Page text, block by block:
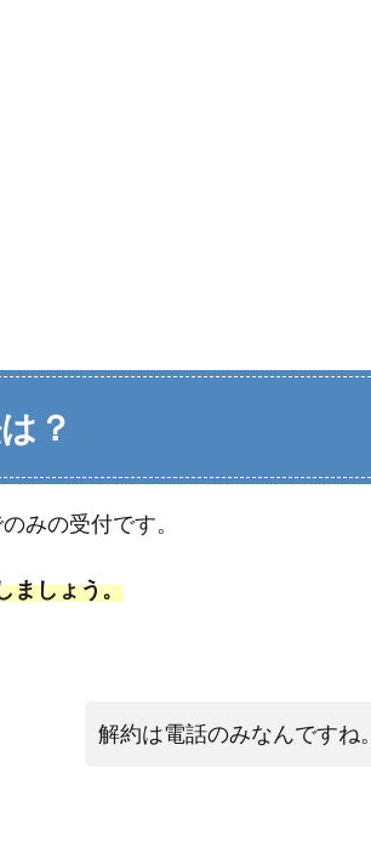
？
みの受付です。
ましょう。
解約は電話のみなんですね。